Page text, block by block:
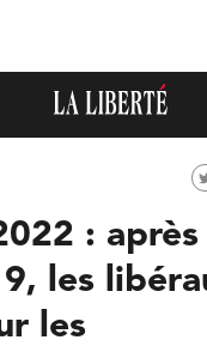
: après
les
les